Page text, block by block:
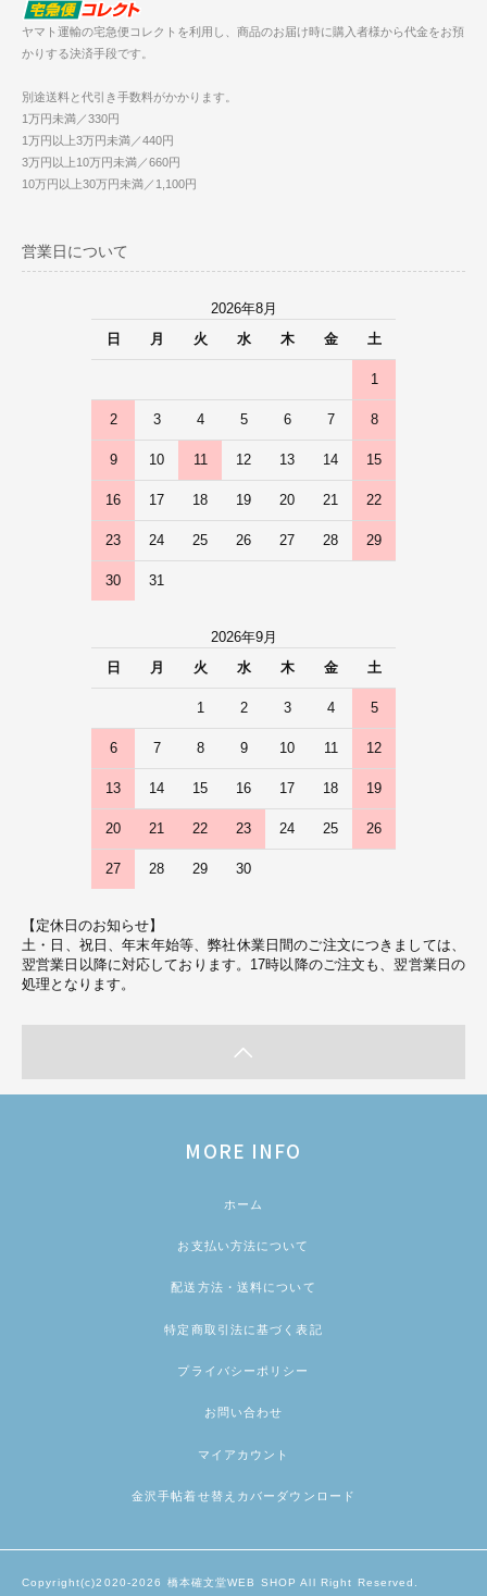
ヤマト運輸の宅急便コレクトを利用し、商品のお届け時に購入者様から代金をお預
かりする決済手段です。
別途送料と代引き手数料がかかります。
1万円未満／330円
1万円以上3万円未満／440円
3万円以上10万円未満／660円
10万円以上30万円未満／1,100円
営業日について
2026年8月
日
月 火 水 木 金 土
1
2 3 4 5 6 7 8
9 10 11 12 13 14 15
16 17 18 19 20 21 22
23 24 25 26 27 28 29
30 31
2026年9月
日
月 火 水 木 金 土
1 2 3 4 5
6 7 8 9 10 11 12
13 14 15 16 17 18 19
20 21 22 23 24 25 26
27 28 29 30
【定休日のお知らせ】
土・日、祝日、年末年始等、弊社休業日間のご注文につきましては、
翌営業日以降に対応しております。17時以降のご注文も、翌営業日の
処理となります。
MORE INFO
ホーム
お支払い方法について
配送方法・送料について
特定商取引法に基づく表記
プライバシーポリシー
お問い合わせ
マイアカウント
金沢手帖着せ替えカバーダウンロード
Copyright(c)2020-2026 橋本確文堂WEB SHOP All Right Reserved.